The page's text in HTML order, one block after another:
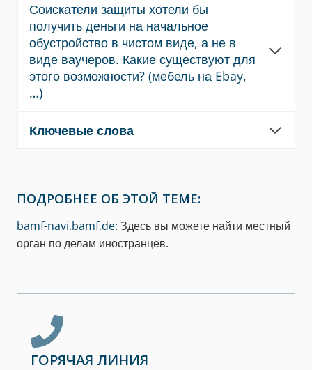
Соискатели защиты хотели бы
получить деньги на начальное
обустройство в чистом виде, а не в
виде ваучеров. Какие существуют для
этого возможности? (мебель на Ebay,
…)
Ключевые слова
ПОДРОБНЕЕ ОБ ЭТОЙ ТЕМЕ:
bamf-navi.bamf.de: Здесь вы можете найти местный
орган по делам иностранцев.
ГОРЯЧАЯ ЛИНИЯ